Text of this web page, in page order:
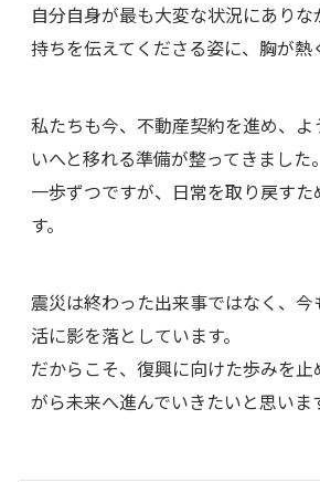
自分自身が最も大変な状況にあり
持ちを伝えてくださる姿に、胸が熱
私たちも今、不動産契約を進め、よ
いへと移れる準備が整ってきました。
一歩ずつですが、日常を取り戻すた
す。
震災は終わった出来事ではなく、
活に影を落としています。
だからこそ、復興に向けた歩みを止
がら未来へ進んでいきたいと思いま